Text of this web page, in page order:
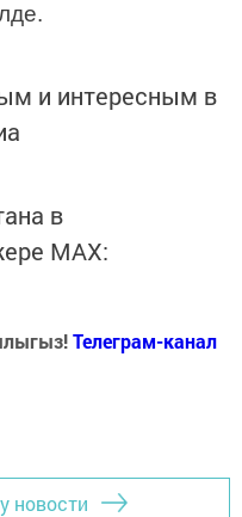
и интересным в
в
MАХ:
Телеграм-канал
новости